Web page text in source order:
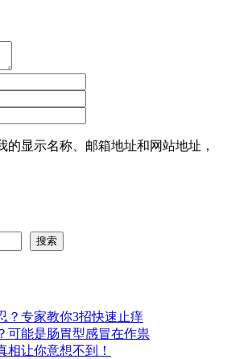
的显示名称、邮箱地址和网站地址，
搜索
？专家教你3招快速止痒
可能是肠胃型感冒在作祟
相让你意想不到！